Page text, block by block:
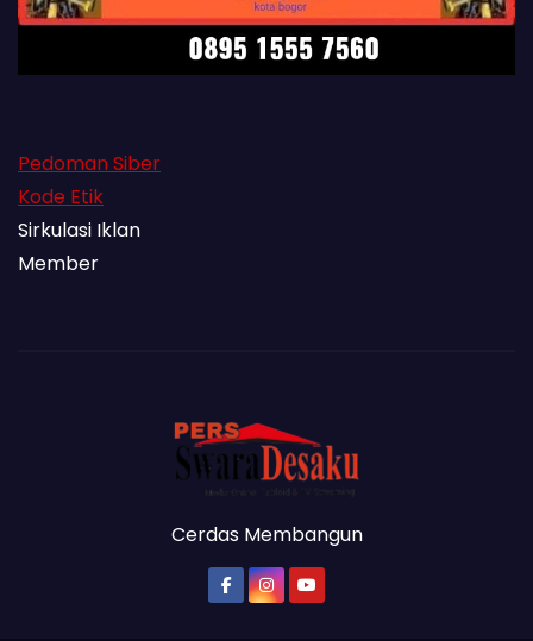
Pedoman Siber
Kode Etik
Sirkulasi Iklan
Member
Cerdas Membangun